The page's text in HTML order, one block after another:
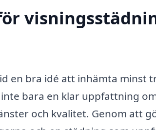
en bra idé att in­hämta minst
bara en klar upp­fattning
och kvalitet. Genom att